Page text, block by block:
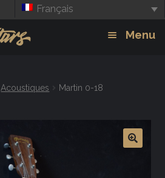
Français
Menu
Acoustiques Martin 0-18